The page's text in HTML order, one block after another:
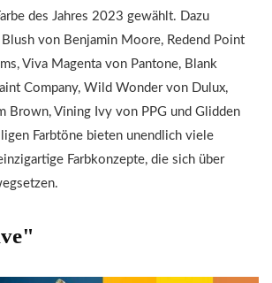
des Jahres 2023 gewählt. Dazu
von Benjamin Moore, Redend Point
Viva Magenta von Pantone, Blank
Company, Wild Wonder von Dulux,
Brown, Vining Ivy von PPG und Glidden
Farbtöne bieten unendlich viele
Farbkonzepte, die sich über